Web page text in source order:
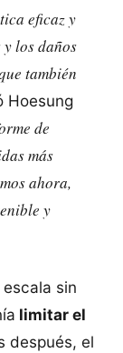
eficaz y
los daños
también
Hoesung
de
más
ahora,
y
sin
limitar el
después, el